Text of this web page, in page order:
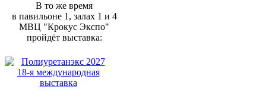
В то же время
в павильоне 1, залах 1 и 4
МВЦ "Крокус Экспо"
пройдёт выставка: